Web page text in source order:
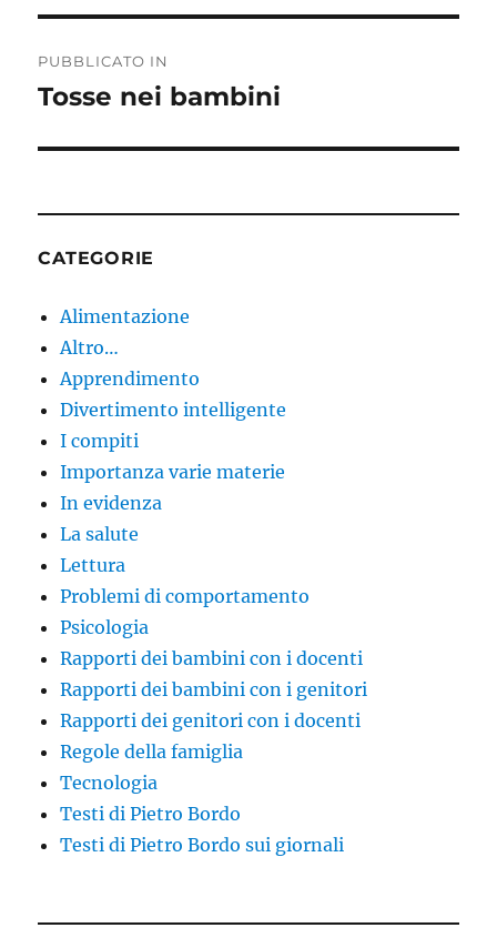
articoli
PUBBLICATO IN
Tosse nei bambini
CATEGORIE
Alimentazione
Altro…
Apprendimento
Divertimento intelligente
I compiti
Importanza varie materie
In evidenza
La salute
Lettura
Problemi di comportamento
Psicologia
Rapporti dei bambini con i docenti
Rapporti dei bambini con i genitori
Rapporti dei genitori con i docenti
Regole della famiglia
Tecnologia
Testi di Pietro Bordo
Testi di Pietro Bordo sui giornali